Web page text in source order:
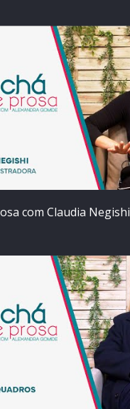
com Claudia Negishi